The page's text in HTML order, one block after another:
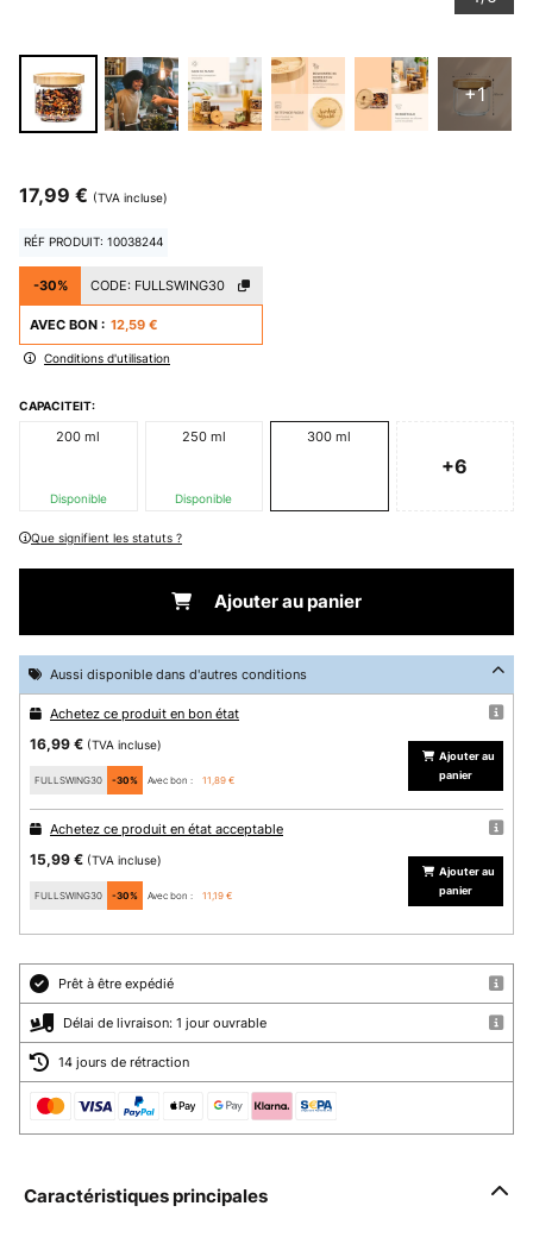
+1
17,99 € (TVA incluse)
RÉF PRODUIT: 10038244
-30% CODE: FULLSWING30
AVEC BON : 12,59 €
Conditions d'utilisation
CAPACITEIT:
200 ml
Disponible
250 ml
Disponible
300 ml
+6
Que signifient les statuts ?
Ajouter au panier
Aussi disponible dans d'autres conditions
Achetez ce produit en bon état
16,99 € (TVA incluse)
FULLSWING30 -30% Avec bon : 11,89 €
Ajouter au
panier
Achetez ce produit en état acceptable
15,99 € (TVA incluse)
FULLSWING30 -30% Avec bon : 11,19 €
Ajouter au
panier
Prêt à être expédié
Délai de livraison: 1 jour ouvrable
14 jours de rétraction
Caractéristiques principales